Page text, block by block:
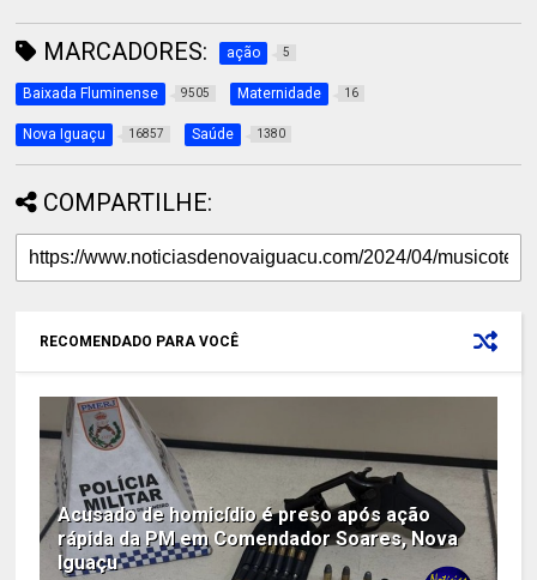
MARCADORES: ação 5
Baixada Fluminense 9505 Maternidade 16
Nova Iguaçu 16857 Saúde 1380
COMPARTILHE:
RECOMENDADO PARA VOCÊ
Acusado de homicídio é preso após ação
rápida da PM em Comendador Soares, Nova
Iguaçu